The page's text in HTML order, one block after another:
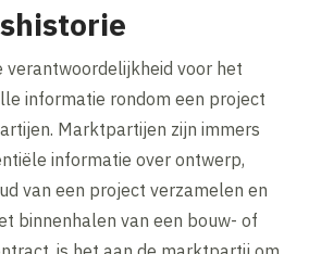
verantwoordelijkheid voor het
informatie rondom een project
Marktpartijen zijn immers
informatie over ontwerp,
van een project verzamelen en
binnenhalen van een bouw- of